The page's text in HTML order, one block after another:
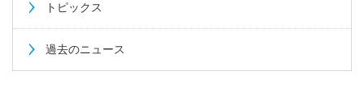
トピックス
過去のニュース